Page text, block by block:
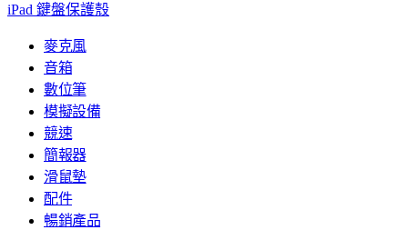
iPad 鍵盤保護殼
麥克風
音箱
數位筆
模擬設備
競速
簡報器
滑鼠墊
配件
暢銷產品